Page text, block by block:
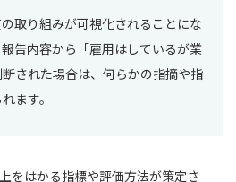
取り組みが可視化されることにな
告内容から「雇用はしているが業
された場合は、何らかの指摘や指
ます。
をはかる指標や評価方法が策定さ